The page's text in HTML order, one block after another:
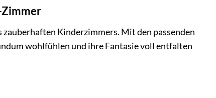
Zimmer
Kinderzimmers. Mit den passenden
wohlfühlen und ihre Fantasie voll entfalten